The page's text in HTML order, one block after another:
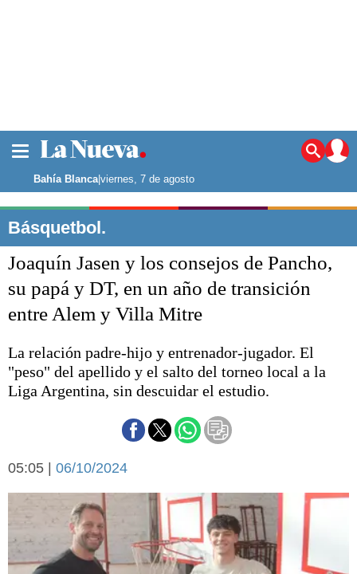
Noticias
La ciudad
Punta Alta
El mundo
Seguridad
Escenario Olímpico
Liga del Sur
Básquetbol
Fútbol
Aplausos
Economía y campo
Con el campo
Espacio empresas
Sociedad y tiempo
libre
Sociedad
Tecnología
Bahía Blanca|viernes, 7 de agosto
Básquetbol.
Joaquín Jasen y los consejos de Pancho,
su papá y DT, en un año de transición
entre Alem y Villa Mitre
La relación padre-hijo y entrenador-jugador. El
"peso" del apellido y el salto del torneo local a la
Liga Argentina, sin descuidar el estudio.
05:05 | 06/10/2024